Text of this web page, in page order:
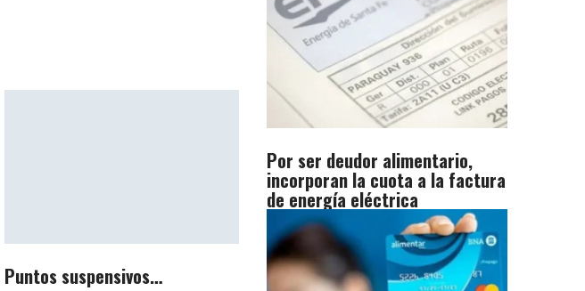
Puntos suspensivos…
Por ser deudor alimentario,
incorporan la cuota a la factura
de energía eléctrica